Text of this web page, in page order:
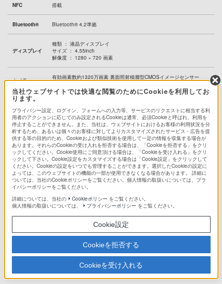
NFC 搭載
Bluetooth® Bluetooth® 4.2準拠
ディスプレイ
種類 ： 液晶ディスプレイ
サイズ ： 4.55inch
解像度 ： 1280 × 720 画素
カメラ
有効画素数約1320万画素 裏面照射積層型CMOSイメージセンサー
センサー
（※2）
モータ 3軸（本体回転、頭上下、首左右）
LED 5 x 2 白、 RGB LED
スピーカー モノラルスピーカー
マイク 7チャンネル マルチマイク
接続端子 USB Type-C（データ転送）、DCジャック（給電用）
ACアダプター（36W）
約2300mAh（内蔵電池）※使用時は電源に接続してください
同梱品
当社ウェブサイトでは快適な閲覧のためにCookieを利用してお
ります。
プライバシー設定、ログイン、フォームへの入力等、サービスのリクエストに相当する利
用者のアクションに応じてのみ設定されるCookieは通常、必須Cookieと呼ばれ、利用を
停止することができません。また、当社は、ウェブサイトにおけるお客様の利用状況を分
析するため、あるいは個々のお客様に対してよりカスタマイズされたサービス・広告を提
供する等の目的のため、Cookieおよび類似技術を使用して一定の情報を収集する場合が
あります。それらのCookieの受け入れを拒否する場合は、「Cookieを拒否する」をクリ
ックしてください。Cookie使用にご同意頂ける場合は、「Cookieを受け入れる」をクリ
ックして下さい。Cookie設定をカスタマイズする場合は「Cookie設定」をクリックして
ください。Cookieの設定をいつでも管理することができます。選択したCookieの設定に
よっては、このウェブサイトの機能の一部が使用できなくなる場合があります。 詳細に
ついては、当社のCookieポリシーをご覧ください。個人情報の取扱いについては、プラ
イバシーポリシーをご覧ください。
詳細については、当社の
Cookieポリシー をご覧ください。
個人情報の取扱いについては、
プライバシーポリシー をご覧ください。
Cookie設定
Cookieを拒否する
Cookieを受け入れる